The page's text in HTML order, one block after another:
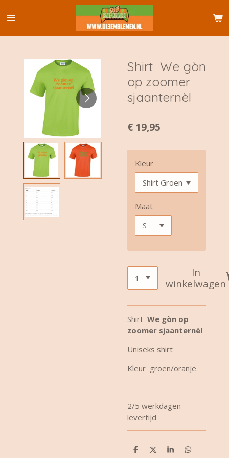
direct
Shirt We gòn
op zoomer
sjaanternèl
€ 19,95
Kleur
Maat
In
winkelwagen
Shirt We gòn op
zoomer sjaanternèl
Uniseks shirt
Kleur groen/oranje
2/5 werkdagen
levertijd
D
D
S
D